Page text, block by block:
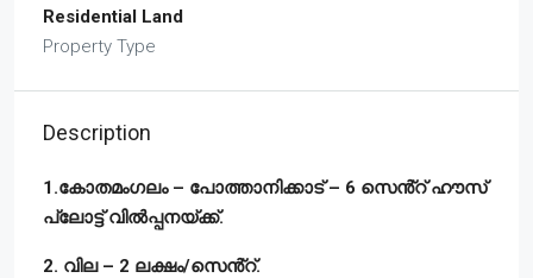
Residential Land
Property Type
Description
1.കോതമംഗലം – പോത്താനിക്കാട് – 6 സെൻ്റ് ഹൗസ്
പ്ലോട്ട് വിൽപ്പനയ്ക്ക്.
2. വില – 2 ലക്ഷം/സെൻ്റ്.